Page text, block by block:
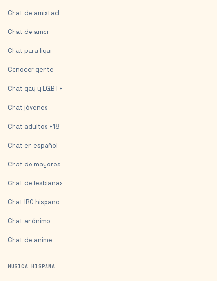
Chat de amistad
Chat de amor
Chat para ligar
Conocer gente
Chat gay y LGBT+
Chat jóvenes
Chat adultos +18
Chat en español
Chat de mayores
Chat de lesbianas
Chat IRC hispano
Chat anónimo
Chat de anime
MÚSICA HISPANA